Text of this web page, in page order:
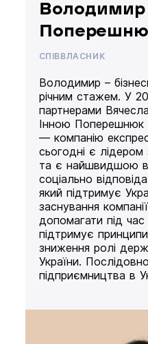
Володимир
СПІВВЛАСНИК
Володимир –
річним стажем. У
партнерами
Інною Поперешнюк
— компанію
сьогодні є
та є найшвидшою в
соціально
який підтримує
заснування
допомагати під
підтримує
зниження ролі
України.
підприємництва в